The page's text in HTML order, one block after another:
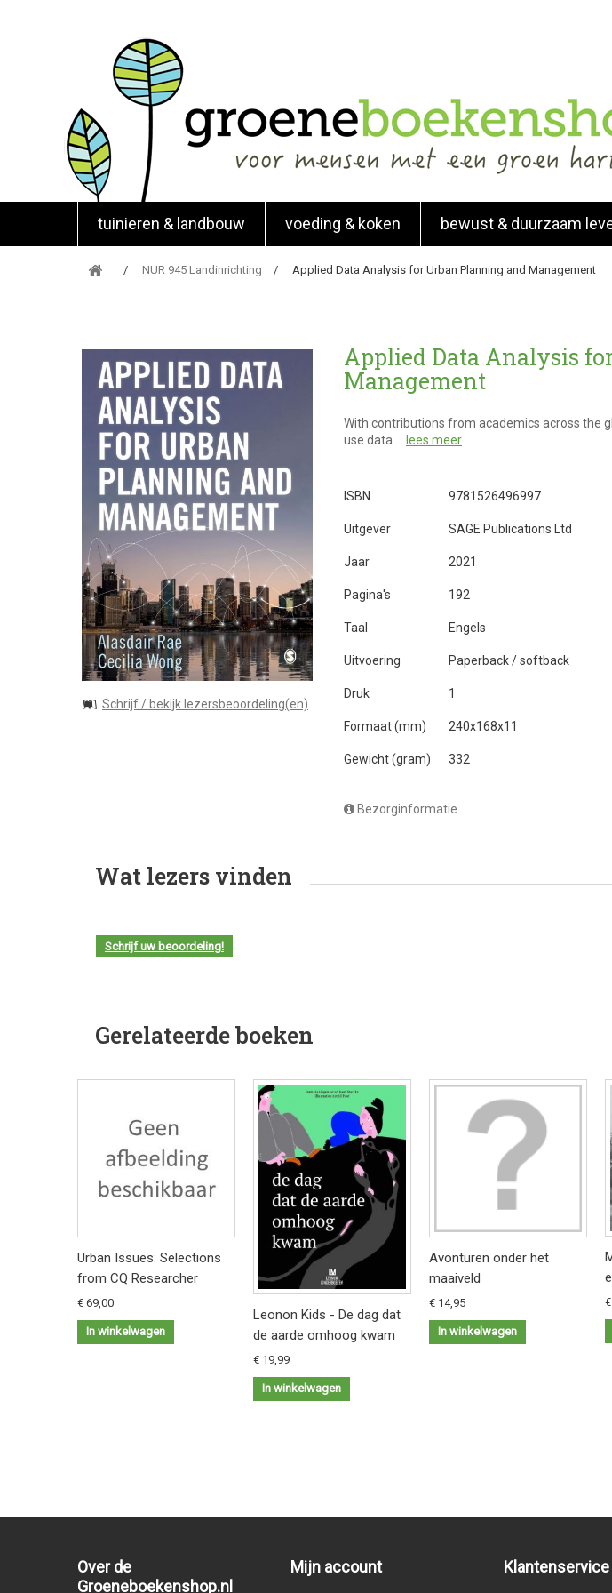
tuinieren & landbouw voeding & koken bewust & duurzaam
NUR 945 Landinrichting Applied Data Analysis for Urban Planning and Management
Schrijf / bekijk lezersbeoordeling(en)
Applied Data Analysis
Management
With contributions from academics across the
use data …
lees meer
ISBN 9781526496997
Uitgever SAGE Publications Ltd
Jaar 2021
Pagina's 192
Taal Engels
Uitvoering Paperback / softback
Druk 1
Formaat (mm) 240x168x11
Gewicht (gram) 332
Bezorginformatie
Wat lezers vinden
Schrijf uw beoordeling!
Gerelateerde boeken
Urban Issues: Selections
from CQ Researcher
€ 69,00
In winkelwagen
Leonon Kids - De dag dat
de aarde omhoog kwam
€ 19,99
In winkelwagen
Avonturen onder het
maaiveld
€ 14,95
In winkelwagen
Over de
Groeneboekenshop.nl
Mijn account Klantenservice